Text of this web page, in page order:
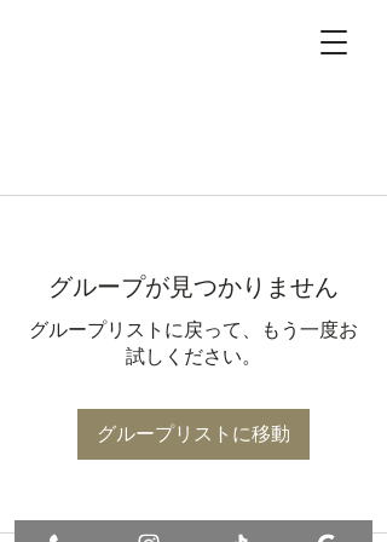
グループが見つかりません
グループリストに戻って、もう一度お
試しください。
グループリストに移動